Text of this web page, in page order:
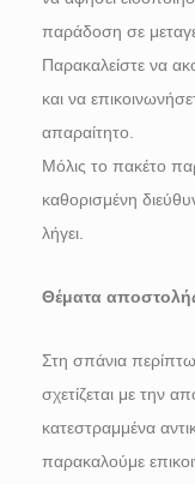
παράδοση σε
Παρακαλείστε να
και να
απαραίτητο.
Μόλις το πακέτο
καθορισμένη
λήγει.
Θέματα
Στη σπάνια
σχετίζεται με την
κατεστραμμένα
παρακαλούμε